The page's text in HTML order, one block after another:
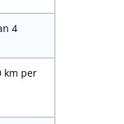
4
km per